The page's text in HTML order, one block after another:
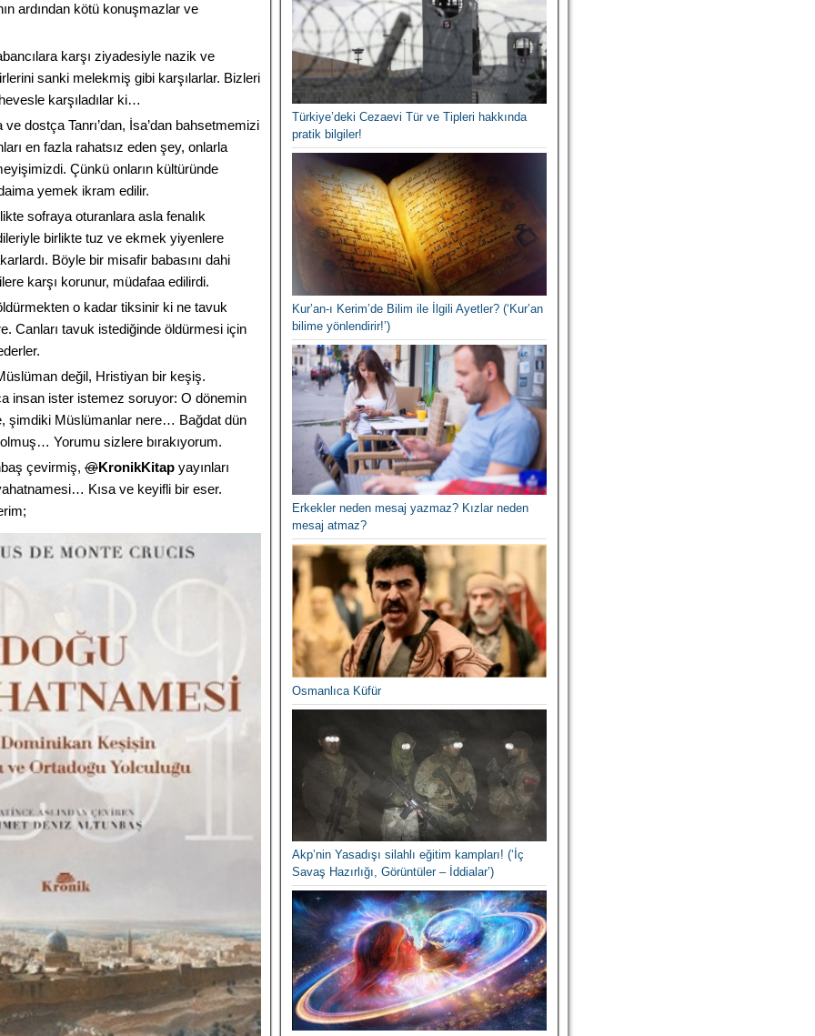
ardından kötü konuşmazlar ve
karşı ziyadesiyle nazik ve
sanki melekmiş gibi karşılarlar. Bizleri
karşıladılar ki…
dostça Tanrı’dan, İsa’dan bahsetmemizi
en fazla rahatsız eden şey, onlarla
Çünkü onların kültüründe
yemek ikram edilir.
sofraya oturanlara asla fenalık
birlikte tuz ve ekmek yiyenlere
Böyle bir misafir babasını dahi
karşı korunur, müdafaa edilirdi.
o kadar tiksinir ki ne tavuk
Canları tavuk istediğinde öldürmesi için
değil, Hristiyan bir keşiş.
insan ister istemez soruyor: O dönemin
şimdiki Müslümanlar nere… Bağdat dün
Yorumu sizlere bırakıyorum.
çevirmiş, @KronikKitap yayınları
Kısa ve keyifli bir eser.
Türkiye’deki Cezaevi Tür ve Tipleri hakkında
pratik bilgiler!
Kur’an-ı Kerim’de Bilim ile İlgili Ayetler? (‘Kur’an
bilime yönlendirir!’)
Erkekler neden mesaj yazmaz? Kızlar neden
mesaj atmaz?
Osmanlıca Küfür
Akp’nin Yasadışı silahlı eğitim kampları! (‘İç
Savaş Hazırlığı, Görüntüler – İddialar’)